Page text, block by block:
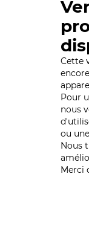
Cette
Pour
nous
ou
Nous
Merci